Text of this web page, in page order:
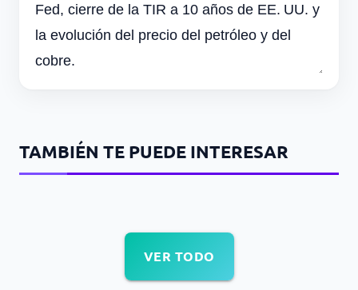
Fed, cierre de la TIR a 10 años de EE. UU. y
la evolución del precio del petróleo y del
cobre.
TAMBIÉN TE PUEDE INTERESAR
VER TODO